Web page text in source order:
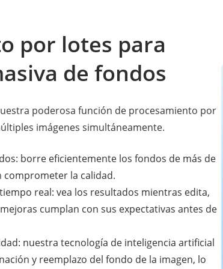
por lotes para
de fondos
poderosa función de procesamiento por
imágenes simultáneamente.
borre eficientemente los fondos de más de
comprometer la calidad.
real: vea los resultados mientras edita,
cumplan con sus expectativas antes de
nuestra tecnología de inteligencia artificial
y reemplazo del fondo de la imagen, lo